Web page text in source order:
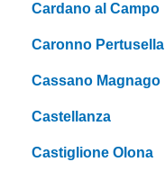
Cardano al Campo
Caronno Pertusella
Cassano Magnago
Castellanza
Castiglione Olona